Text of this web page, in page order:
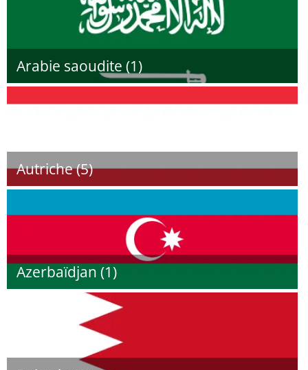
Arabie saoudite (1)
Autriche (5)
Azerbaïdjan (1)